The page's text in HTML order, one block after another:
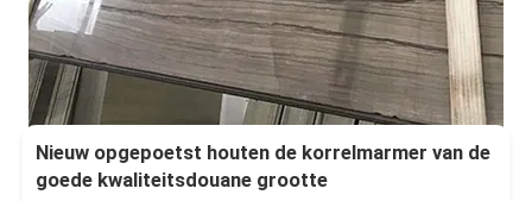
Nieuw opgepoetst houten de korrelmarmer van de
goede kwaliteitsdouane grootte